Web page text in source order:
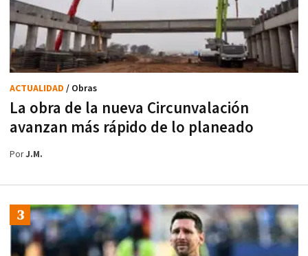
La obra de la nueva Circunvalación
avanzan más rápido de lo planeado
ACTUALIDAD / Obras
PorJ.M.